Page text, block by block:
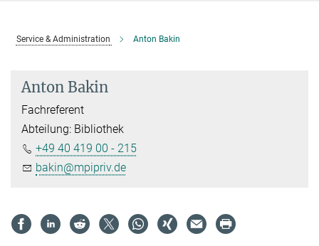
Service & Administration Anton Bakin
Anton Bakin
Fachreferent
Abteilung: Bibliothek
+49 40 419 00 - 215
bakin@mpipriv.de